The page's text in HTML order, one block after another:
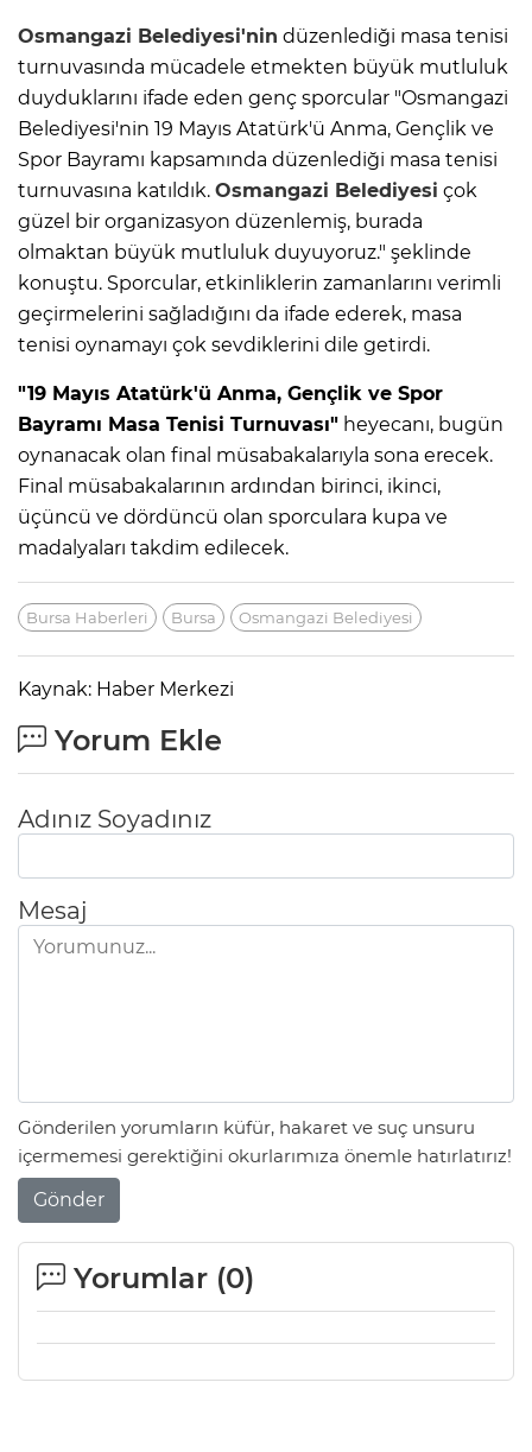
Osmangazi Belediyesi'nin düzenlediği masa tenisi
turnuvasında mücadele etmekten büyük mutluluk
duyduklarını ifade eden genç sporcular "Osmangazi
Belediyesi'nin 19 Mayıs Atatürk'ü Anma, Gençlik ve
Spor Bayramı kapsamında düzenlediği masa tenisi
turnuvasına katıldık. Osmangazi Belediyesi çok
güzel bir organizasyon düzenlemiş, burada
olmaktan büyük mutluluk duyuyoruz." şeklinde
konuştu. Sporcular, etkinliklerin zamanlarını verimli
geçirmelerini sağladığını da ifade ederek, masa
tenisi oynamayı çok sevdiklerini dile getirdi.
"19 Mayıs Atatürk'ü Anma, Gençlik ve Spor
Bayramı Masa Tenisi Turnuvası" heyecanı, bugün
oynanacak olan final müsabakalarıyla sona erecek.
Final müsabakalarının ardından birinci, ikinci,
üçüncü ve dördüncü olan sporculara kupa ve
madalyaları takdim edilecek.
Bursa Haberleri Bursa Osmangazi Belediyesi
Kaynak: Haber Merkezi
Yorum Ekle
Adınız Soyadınız
Mesaj
Gönderilen yorumların küfür, hakaret ve suç unsuru
içermemesi gerektiğini okurlarımıza önemle hatırlatırız!
Gönder
Yorumlar (0)